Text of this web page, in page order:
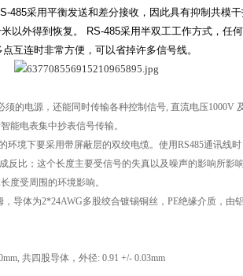
485采用平衡发送和差分接收，因此具有抑制共模
以外得到恢复。 RS-485采用半双工工作方式，任
点互连时非常方便，可以省掉许多信号线。
须的电源，还能同时传输各种控制信号, 直流电压1000V
能电表集中抄表信号传输。
环境下要采用带屏蔽层的双绞电缆。使用RS485通讯线
反比；这个长度主要受信号的失真以及噪声的影响所影
度受周围的环境影响。
，导体为2*24AWG多股绞合镀锡铜丝， PE绝缘介质，由
共四股导体，外径: 0.91 +/- 0.03mm